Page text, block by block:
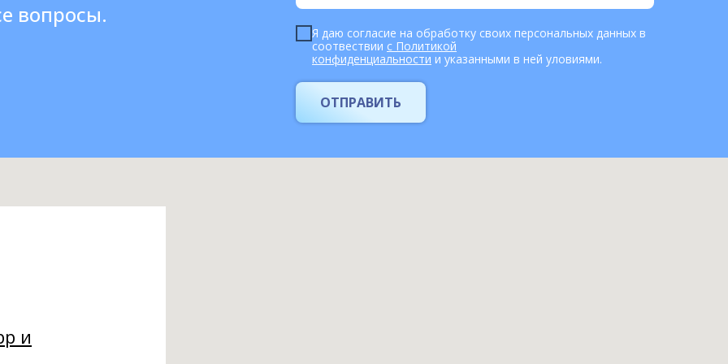
Я даю согласие на обработку своих персональных данных в
соотвествии с Политикой
конфиденциальности и указанными в ней уловиями.
ОТПРАВИТЬ
вопросы.
и